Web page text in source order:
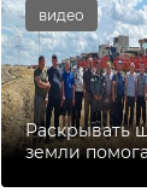
видео
Раскрывать
земли